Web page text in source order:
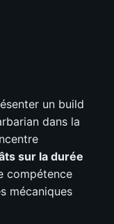
un build
dans la
sur la durée
compétence
mécaniques